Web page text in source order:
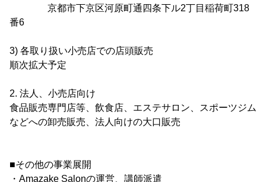
京都市下京区河原町通四条下ル2丁目稲荷町318
番6
3) 各取り扱い小売店での店頭販売
順次拡大予定
2. 法人、小売店向け
食品販売専門店等、飲食店、エステサロン、スポーツジム
などへの卸売販売、法人向けの大口販売
■その他の事業展開
・Amazake Salonの運営、講師派遣